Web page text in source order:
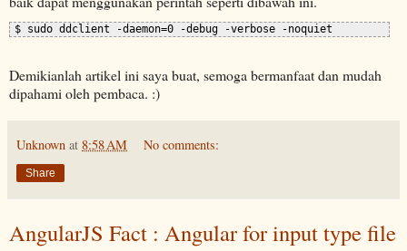
$ sudo ddclient -daemon=0 -debug -verbose -noquiet
Demikianlah artikel ini saya buat, semoga bermanfaat dan mudah
dipahami oleh pembaca. :)
Unknown at 8:58 AM No comments:
Share
AngularJS Fact : Angular for input type file